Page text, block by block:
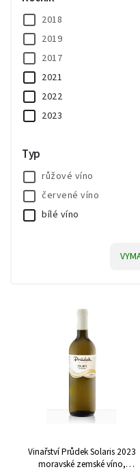
2018
2019
2017
2021
2022
2023
Typ
růžové víno
červené víno
bílé víno
Vinařství Průdek Solaris 2023
moravské zemské víno,